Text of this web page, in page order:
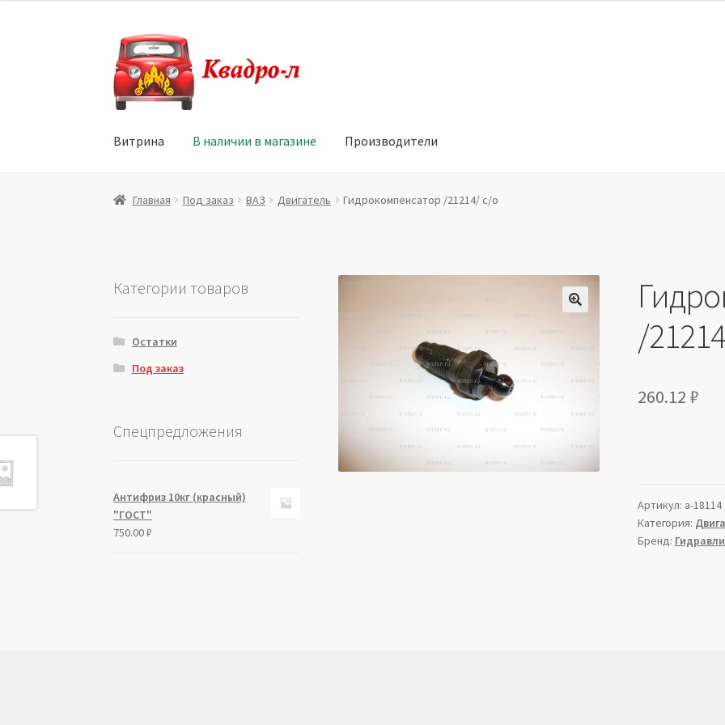
Перейти
к
навигации
Перейти
к
содержимому
Витрина В наличии в магазине Производители
Главная Витрина Мой аккаунт Политика в отношении обработки персональных данных
Главная Под заказ ВАЗ Двигатель Гидрокомпенсатор /21214/ с/о
/
260.12 ₽
Артикул: a-18114
Категория:
Бренд:
Категории товаров
Остатки
Под заказ
Спецпредложения
Антифриз 10кг (красный)
"ГОСТ"
750.00₽